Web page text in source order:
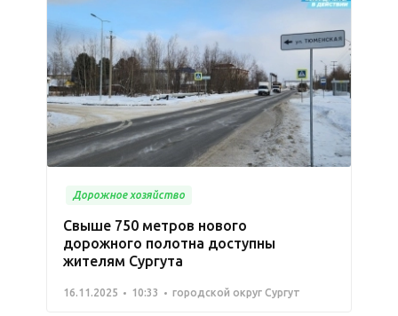
Дорожное хозяйство
Свыше 750 метров нового
дорожного полотна доступны
жителям Сургута
16.11.2025 10:33 городской округ Сургут